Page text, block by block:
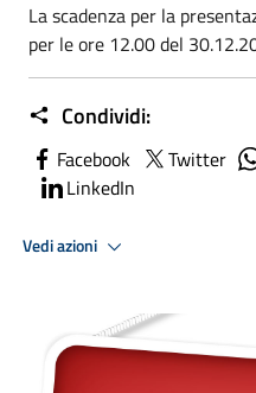
La scadenza per la
per le ore 12.00 del
Condividi:
Facebook Twitter
LinkedIn
Vedi azioni